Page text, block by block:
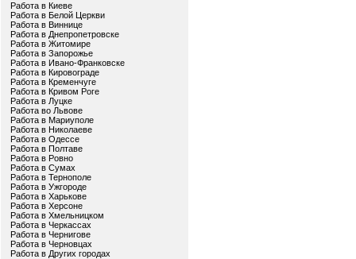
Работа в Киеве
Работа в Белой Церкви
Работа в Виннице
Работа в Днепропетровске
Работа в Житомире
Работа в Запорожье
Работа в Ивано-Франковске
Работа в Кировограде
Работа в Кременчуге
Работа в Кривом Роге
Работа в Луцке
Работа во Львове
Работа в Мариуполе
Работа в Николаеве
Работа в Одессе
Работа в Полтаве
Работа в Ровно
Работа в Сумах
Работа в Тернополе
Работа в Ужгороде
Работа в Харькове
Работа в Херсоне
Работа в Хмельницком
Работа в Черкассах
Работа в Чернигове
Работа в Черновцах
Работа в Других городах